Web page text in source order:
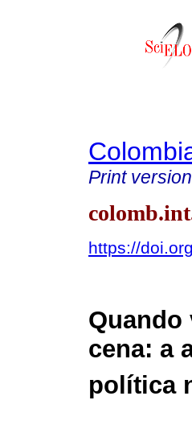
Print version
https://
Quando
cena: a
política